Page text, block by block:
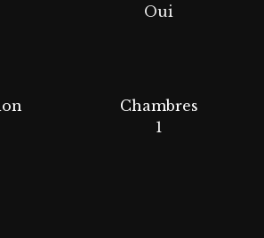
Oui
Chambres
1